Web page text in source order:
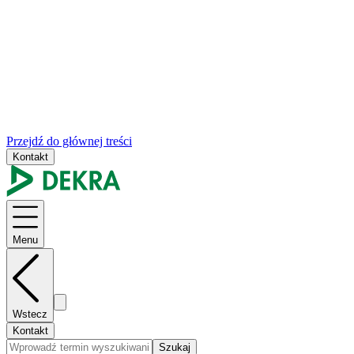
Przejdź do głównej treści
Kontakt
Menu
Wstecz
Kontakt
Szukaj